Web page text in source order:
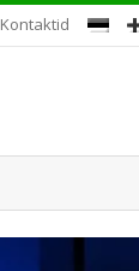
Kontaktid